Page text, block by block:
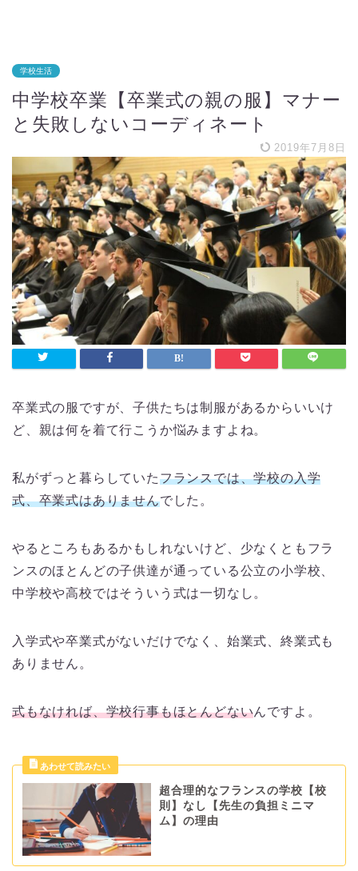
学校生活
中学校卒業【卒業式の親の服】マナー
と失敗しないコーディネート
2019年7月8日
卒業式の服ですが、子供たちは制服があるからいいけ
ど、親は何を着て行こうか悩みますよね。
私がずっと暮らしていたフランスでは、学校の入学
式、卒業式はありませんでした。
やるところもあるかもしれないけど、少なくともフラ
ンスのほとんどの子供達が通っている公立の小学校、
中学校や高校ではそういう式は一切なし。
入学式や卒業式がないだけでなく、始業式、終業式も
ありません。
式もなければ、学校行事もほとんどないんですよ。
超合理的なフランスの学校【校
則】なし【先生の負担ミニマ
ム】の理由